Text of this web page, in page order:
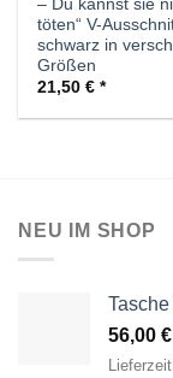
– Du kannst sie
töten“ V-
schwarz in
Größen
21,50€
NEU IM SHOP
56,00 €